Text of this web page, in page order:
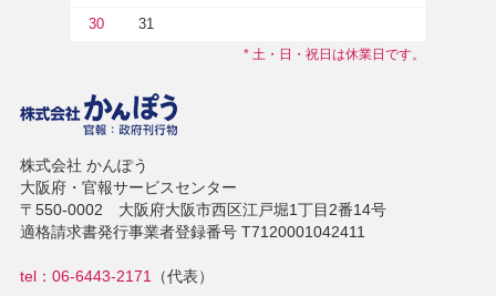
30 31
* 土・日・祝日は休業日です。
株式会社 かんぽう
大阪府・官報サービスセンター
〒550-0002 大阪府大阪市西区江戸堀1丁目2番14号
適格請求書発行事業者登録番号 T7120001042411
tel：06-6443-2171（代表）